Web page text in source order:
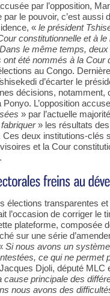
par l’opposition,
par le pouvoir, c’est aussi
« le président
constitutionnelle et à
le même temps,
ont été nommés à la Cour
au Congo.
d’écarter le
décisions, notamment,
L’opposition
» par l’actuelle
fabriquer» les résultats
deux institutions-clés
et la Cour
élections transparentes
l’occasion de corriger le
plateforme, composée
sur une série
Si nous avons un
ce qui ne permet
Djoli, député MLC
cause principale des
nous avons des